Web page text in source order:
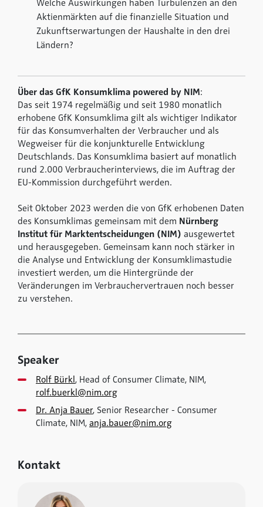
Welche Auswirkungen haben Turbulenzen an den
Aktienmärkten auf die finanzielle Situation und
Zukunftserwartungen der Haushalte in den drei
Ländern?
Über das GfK Konsumklima powered by NIM:
Das seit 1974 regelmäßig und seit 1980 monatlich
erhobene GfK Konsumklima gilt als wichtiger Indikator
für das Konsumverhalten der Verbraucher und als
Wegweiser für die konjunkturelle Entwicklung
Deutschlands. Das Konsumklima basiert auf monatlich
rund 2.000 Verbraucherinterviews, die im Auftrag der
EU-Kommission durchgeführt werden.
Seit Oktober 2023 werden die von GfK erhobenen Daten
des Konsumklimas gemeinsam mit dem Nürnberg
Institut für Marktentscheidungen (NIM) ausgewertet
und herausgegeben. Gemeinsam kann noch stärker in
die Analyse und Entwicklung der Konsumklimastudie
investiert werden, um die Hintergründe der
Veränderungen im Verbrauchervertrauen noch besser
zu verstehen.
Speaker
Rolf Bürkl, Head of Consumer Climate, NIM,
rolf.buerkl@nim.org
Dr. Anja Bauer, Senior Researcher - Consumer
Climate, NIM, anja.bauer@nim.org
Kontakt